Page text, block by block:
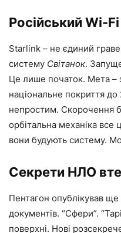
Російський Wi-
Starlink – не єдиний
систему Світанок.
Це лише початок. Мета –
національне покриття
непростим. Скорочення
орбітальна механіка
вони будують систему.
Секрети НЛО
Пентагон опублікував
документів. “Сфери”.
поверхні. Нові